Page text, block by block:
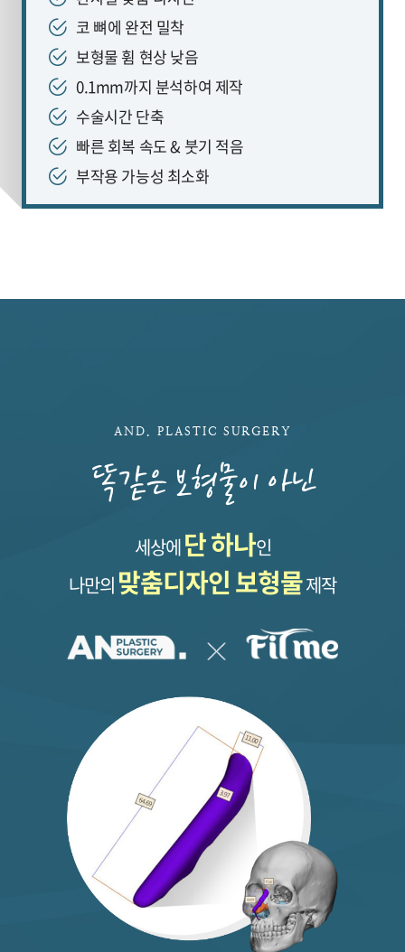
코 뼈에 완전 밀착
보형물 휨 현상 낮음
0.1mm까지 분석하여 제작
수술시간 단축
빠른 회복 속도 & 붓기 적음
부작용 가능성 최소화
AND. PLASTIC SURGERY
똑같은 보형물이 아닌
세상에단 하나인
나만의 맞춤디자인 보형물제작